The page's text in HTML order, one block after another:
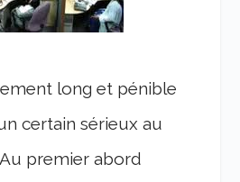
long et pénible
certain sérieux au
premier abord